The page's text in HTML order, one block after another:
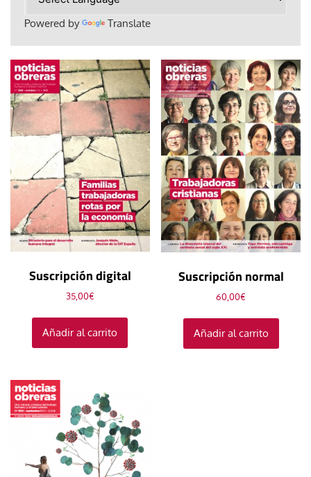
Powered by Translate
Suscripción digital
35,00€
Añadir al carrito
Suscripción normal
60,00€
Añadir al carrito